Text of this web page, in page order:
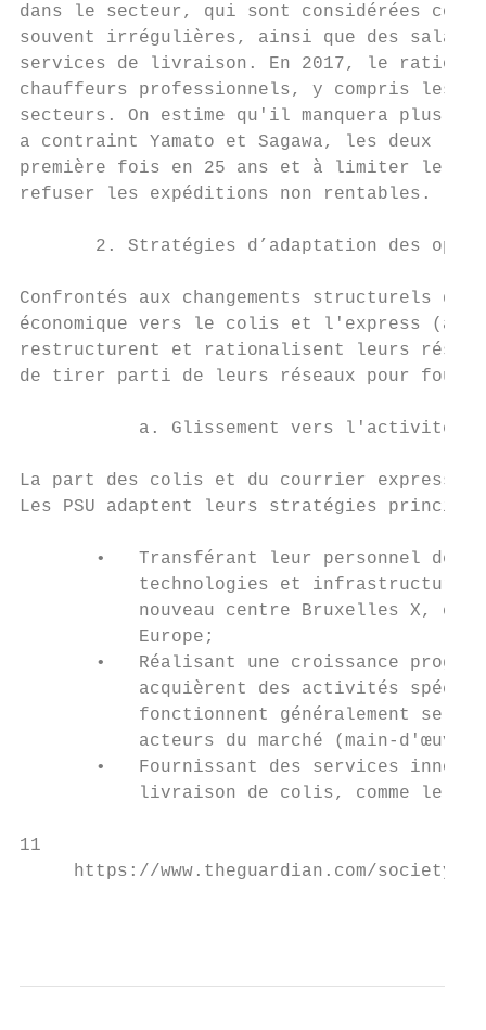
dans le secteur, qui sont considérées
souvent irrégulières, ainsi que des
services de livraison. En 2017, le ratio
chauffeurs professionnels, y compris les
secteurs. On estime qu'il manquera plus
a contraint Yamato et Sagawa, les deux
première fois en 25 ans et à limiter le
refuser les expéditions non rentables.
2. Stratégies d’adaptation des
Confrontés aux changements structurels du
économique vers le colis et l'express (au
restructurent et rationalisent leurs
de tirer parti de leurs réseaux pour
a. Glissement vers l'activité
La part des colis et du courrier express
Les PSU adaptent leurs stratégies
•   Transférant leur personnel de
technologies et
nouveau centre Bruxelles X,
           Europe;
•   Réalisant une croissance
acquièrent des activités
fonctionnent généralement
acteurs du marché (main-
•   Fournissant des services
livraison de colis, comme le
11
https://www.theguardian.com/society/